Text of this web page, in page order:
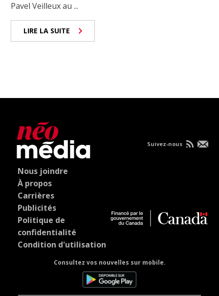
Pavel Veilleux au ...
LIRE LA SUITE
Nous joindre
À propos
Carrières
Publicités
Politique de
confidentialité
Condition d'utilisation
Consultez vos nouvelles sur mobile.
Suivez-nous